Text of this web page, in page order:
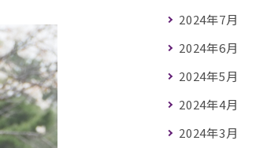
2024年7月
2024年6月
2024年5月
2024年4月
2024年3月